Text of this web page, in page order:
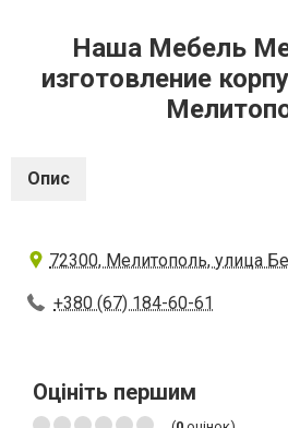
Наша Мебель
изготовление
Опис
72300, Мелитополь, улица
+380 (67) 184-60-61
Оцініть першим